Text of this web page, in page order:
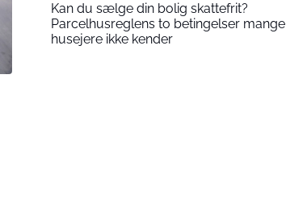
Kan du sælge din bolig skattefrit?
Parcelhusreglens to betingelser mange
husejere ikke kender